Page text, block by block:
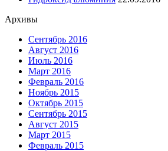
Архивы
Сентябрь 2016
Август 2016
Июль 2016
Март 2016
Февраль 2016
Ноябрь 2015
Октябрь 2015
Сентябрь 2015
Август 2015
Март 2015
Февраль 2015